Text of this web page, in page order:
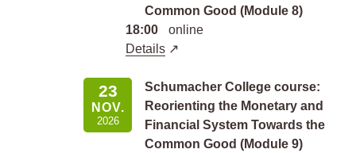
Common Good (Module 8)
18:00
online
Details
23
NOV.
2026
Schumacher College course:
Reorienting the Monetary and
Financial System Towards the
Common Good (Module 9)